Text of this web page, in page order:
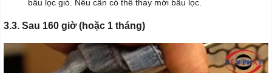
bầu lọc gió. Nếu cần có thể thay mới bầu lọc.
3.3. Sau 160 giờ (hoặc 1 tháng)